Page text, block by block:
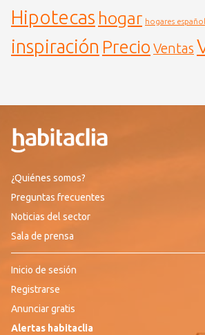
Hipotecas hogar hogares
inspiración Precio Ventas
¿Quiénes somos?
Preguntas frecuentes
Noticias del sector
Sala de prensa
Inicio de sesión
Registrarse
Anunciar gratis
Alertas habitaclia